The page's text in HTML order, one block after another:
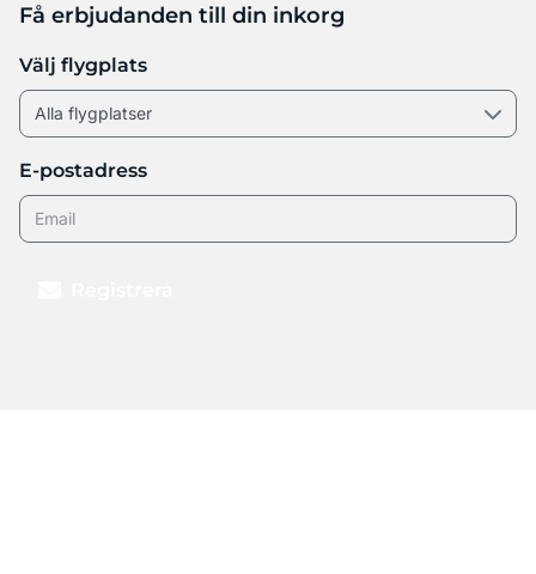
Få erbjudanden till din inkorg
Välj flygplats
E-postadress